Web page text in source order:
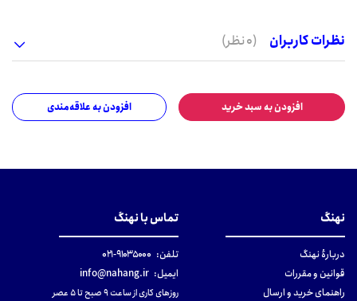
نظرات کاربران (0 نظر)
افزودن به سبد خرید افزودن به علاقه‌مندی
نهنگ
دربارهٔ نهنگ
قوانین و مقررات
راهنمای خرید و ارسال
تماس با نهنگ
تلفن: ۹۱۰۳۵۰۰۰-۰۲۱
ایمیل: info@nahang.ir
روزهای کاری از ساعت ۹ صبح تا ۵ عصر